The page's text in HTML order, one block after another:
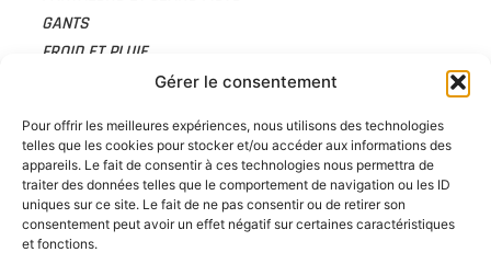
Gérer le consentement
Pour offrir les meilleures expériences, nous utilisons des technologies
telles que les cookies pour stocker et/ou accéder aux informations des
appareils. Le fait de consentir à ces technologies nous permettra de
traiter des données telles que le comportement de navigation ou les ID
uniques sur ce site. Le fait de ne pas consentir ou de retirer son
consentement peut avoir un effet négatif sur certaines caractéristiques
et fonctions.
GANTS
FROID ET PLUIE
BAGAGERIE
CHAUSSURES
CARTE CADEAU
ACTUALITÉS
À PROPOS